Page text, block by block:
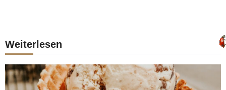
Weiterlesen